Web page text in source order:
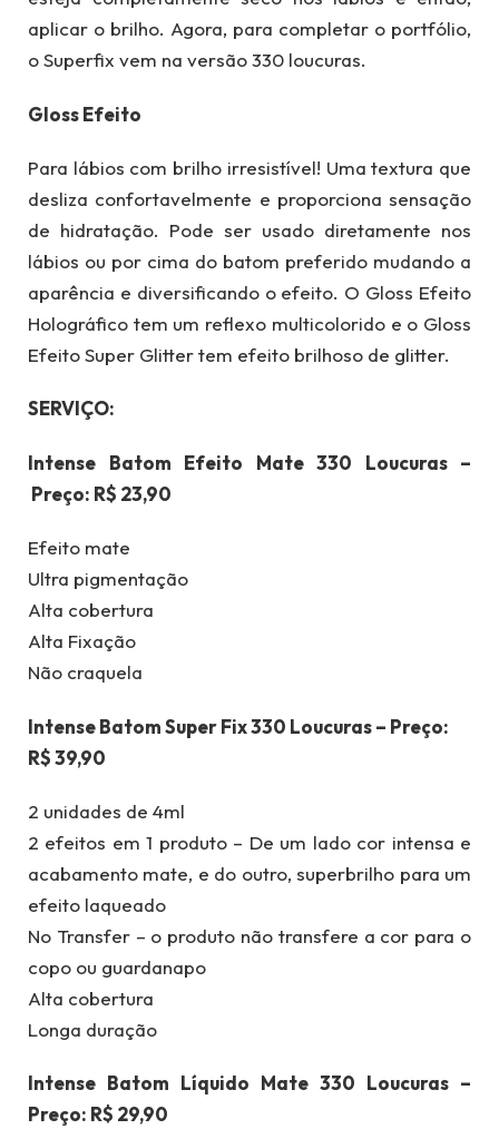
aplicar o brilho. Agora, para completar o portfólio,
o Superfix vem na versão 330 loucuras.
Gloss Efeito
Para lábios com brilho irresistível! Uma textura que
desliza confortavelmente e proporciona sensação
de hidratação. Pode ser usado diretamente nos
lábios ou por cima do batom preferido mudando a
aparência e diversificando o efeito. O Gloss Efeito
Holográfico tem um reflexo multicolorido e o Gloss
Efeito Super Glitter tem efeito brilhoso de glitter.
SERVIÇO:
Intense Batom Efeito Mate 330 Loucuras –
Preço: R$ 23,90
Efeito mate
Ultra pigmentação
Alta cobertura
Alta Fixação
Não craquela
Intense Batom Super Fix 330 Loucuras – Preço:
R$ 39,90
2 unidades de 4ml
2 efeitos em 1 produto – De um lado cor intensa e
acabamento mate, e do outro, superbrilho para um
efeito laqueado
No Transfer – o produto não transfere a cor para o
copo ou guardanapo
Alta cobertura
Longa duração
Intense Batom Líquido Mate 330 Loucuras –
Preço: R$ 29,90